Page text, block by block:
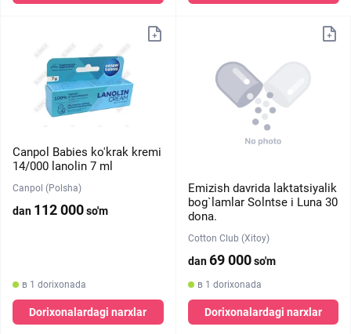
Canpol Babies ko'krak kremi
14/000 lanolin 7 ml
Canpol (Polsha)
dan 112 000so'm
в 1 dorixonada
Dorixonalardagi narxlar
Emizish davrida laktatsiyalik
bog`lamlar Solntse i Luna 30
dona.
Cotton Club (Xitoy)
dan69 000so'm
в 1 dorixonada
Dorixonalardagi narxlar